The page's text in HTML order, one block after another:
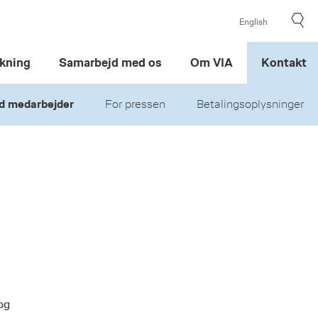
English
Samarbejd med os Om VIA Kontakt
medarbejder For pressen Betalingsoplysninger